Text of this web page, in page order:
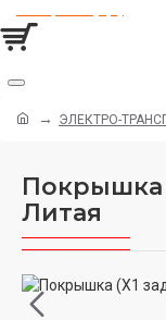
ЭЛЕКТРО-
Покрышка
Литая